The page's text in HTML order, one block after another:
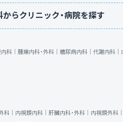
らクリニック・病院を探す
科｜ 腫瘍内科・外科｜ 糖尿病内科｜ 代謝内科｜
科｜ 内視鏡内科｜ 肝臓内科・外科｜ 内視鏡外科｜